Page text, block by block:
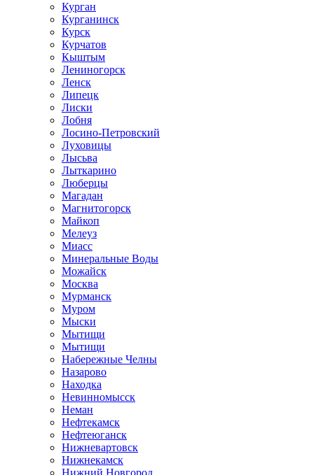
Курган
Курганинск
Курск
Курчатов
Кыштым
Лениногорск
Ленск
Липецк
Лиски
Лобня
Лосино-Петровский
Луховицы
Лысьва
Лыткарино
Люберцы
Магадан
Магнитогорск
Майкоп
Мелеуз
Миасс
Минеральные Воды
Можайск
Москва
Мурманск
Муром
Мыски
Мытищи
Мытищи
Набережные Челны
Назарово
Находка
Невинномысск
Неман
Нефтекамск
Нефтеюганск
Нижневартовск
Нижнекамск
Нижний Новгород